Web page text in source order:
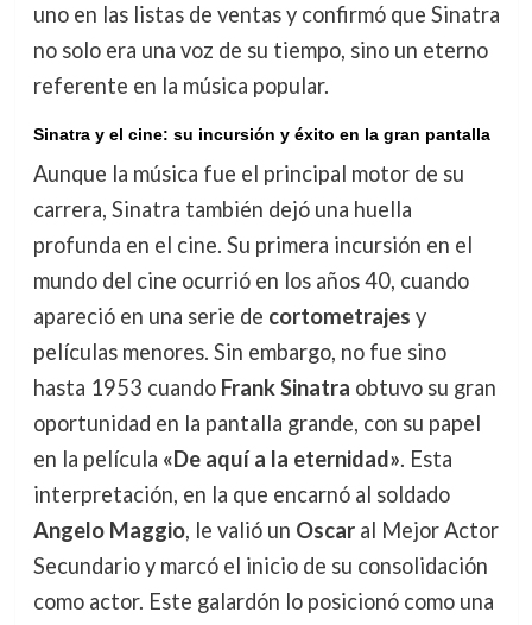
uno en las listas de ventas y confirmó que Sinatra
no solo era una voz de su tiempo, sino un eterno
referente en la música popular.
Sinatra y el cine: su incursión y éxito en la gran pantalla
Aunque la música fue el principal motor de su
carrera, Sinatra también dejó una huella
profunda en el cine. Su primera incursión en el
mundo del cine ocurrió en los años 40, cuando
apareció en una serie de cortometrajes y
películas menores. Sin embargo, no fue sino
hasta 1953 cuando Frank Sinatra obtuvo su gran
oportunidad en la pantalla grande, con su papel
en la película «De aquí a la eternidad». Esta
interpretación, en la que encarnó al soldado
Angelo Maggio, le valió un Oscaral Mejor Actor
Secundario y marcó el inicio de su consolidación
como actor. Este galardón lo posicionó como una